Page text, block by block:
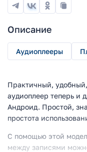
Описание
Аудиоплееры
Практичный,
аудиоплеер теперь и
Андроид. Простой,
простота
С помощью этой
между записями